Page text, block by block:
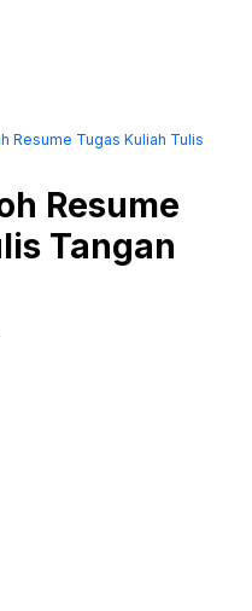
Resume Tugas Kuliah Tulis
Resume
Tangan